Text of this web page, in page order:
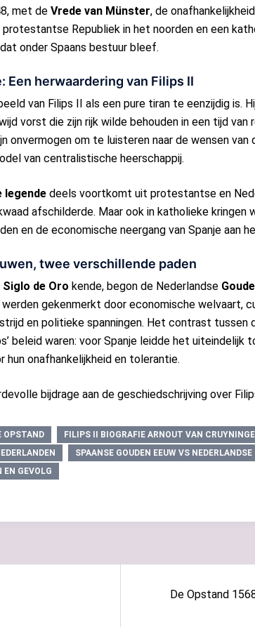
met de Vrede van Münster, de
Republiek in het noorden en een
onder Spaans bestuur bleef.
Een herwaardering van Filips II
van Filips II als een pure tiran te eenzijdig is.
vorst die zijn rijk wilde behouden in een tijd van
om te luisteren naar de wensen van
van centralistische heerschappij.
legende deels voortkomt uit protestantse en
afschilderde. Maar ook in katholieke kringen
en de economische neergang van Spanje aan
twee verschillende paden
Siglo de Oro kende, begon de Nederlandse
gekenmerkt door economische welvaart,
en politieke spanningen. Het contrast
beleid waren: voor Spanje leidde het uiteindelijk
hun onafhankelijkheid en tolerantie.
bijdrage aan de geschiedschrijving over
OPSTAND
FILIPS II BIOGRAFIE ARNOUT VAN
SPAANSE GOUDEN EEUW VS NEDERLANDSE
EN GEVOLG
De Opstand